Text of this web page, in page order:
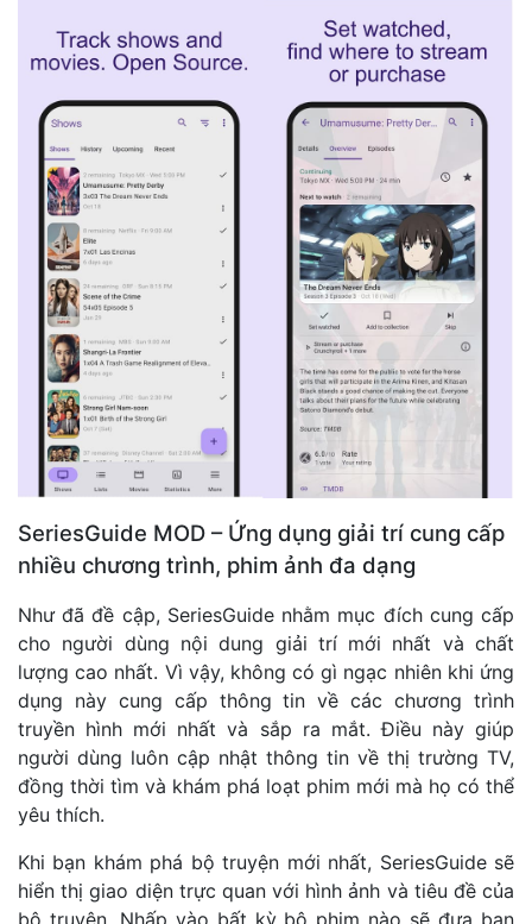
SeriesGuide MOD – Ứng dụng giải trí cung cấp
nhiều chương trình, phim ảnh đa dạng
Như đã đề cập, SeriesGuide nhằm mục đích cung cấp
cho người dùng nội dung giải trí mới nhất và chất
lượng cao nhất. Vì vậy, không có gì ngạc nhiên khi ứng
dụng này cung cấp thông tin về các chương trình
truyền hình mới nhất và sắp ra mắt. Điều này giúp
người dùng luôn cập nhật thông tin về thị trường TV,
đồng thời tìm và khám phá loạt phim mới mà họ có thể
yêu thích.
Khi bạn khám phá bộ truyện mới nhất, SeriesGuide sẽ
hiển thị giao diện trực quan với hình ảnh và tiêu đề của
bộ truyện. Nhấp vào bất kỳ bộ phim nào sẽ đưa bạn